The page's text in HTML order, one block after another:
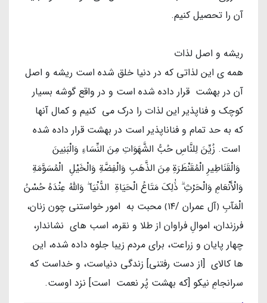
آن را تحصیل کنیم.
ریشه و اصل لذات
همه ی این لذاتی که در دنیا خلق شده است ریشه و اصل
آن در بهشت قرار داده شده است و در واقع گوشه بسیار
کوچک و فناپذیر این لذات را درک می کنیم و کمال آنها
که به حد تمام و فناناپذیر است در بهشت قرار داده شده
است. زُيِّنَ لِلنَّاسِ حُبُّ الشَّهَوَاتِ مِنَ النِّسَاءِ وَالْبَنِينَ
وَالْقَنَاطِيرِ الْمُقَنْطَرَةِ مِنَ الذَّهَبِ وَالْفِضَّةِ وَالْخَيْلِ الْمُسَوَّمَةِ
وَالْأَنْعَامِ وَالْحَرْثِ ۗ ذَٰلِكَ مَتَاعُ الْحَيَاةِ الدُّنْيَا ۖ وَاللَّهُ عِنْدَهُ حُسْنُ
الْمَآبِ ﴿آل عمران /١٤﴾ محبت به امور خواستنی چون زنان،
فرزندان، اموالِ فراوان از طلا و نقره، اسب های نشاندار،
چهار پایان و زراعت، برای مردم زیبا جلوه داده شده، این
ها کالای [از دست رفتنی] زندگی دنیاست، و خداست که
سرانجامِ نیکو [که بهشت پُر نعمت است] نزد اوست.